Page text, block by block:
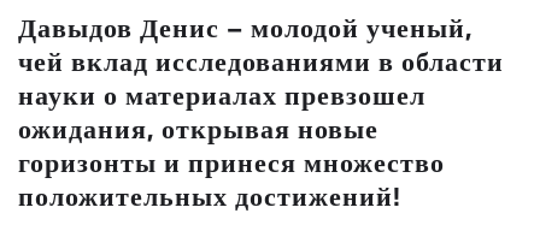
Давыдов Денис – молодой ученый,
чей вклад исследованиями в области
науки о материалах превзошел
ожидания, открывая новые
горизонты и принеся множество
положительных достижений!